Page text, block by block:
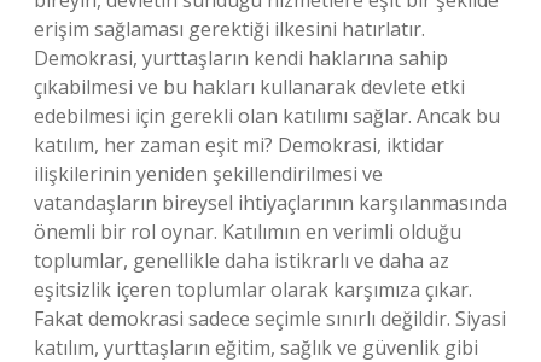
erişim sağlaması gerektiği ilkesini hatırlatır.
Demokrasi, yurttaşların kendi haklarına sahip
çıkabilmesi ve bu hakları kullanarak devlete etki
edebilmesi için gerekli olan katılımı sağlar. Ancak bu
katılım, her zaman eşit mi? Demokrasi, iktidar
ilişkilerinin yeniden şekillendirilmesi ve
vatandaşların bireysel ihtiyaçlarının karşılanmasında
önemli bir rol oynar. Katılımın en verimli olduğu
toplumlar, genellikle daha istikrarlı ve daha az
eşitsizlik içeren toplumlar olarak karşımıza çıkar.
Fakat demokrasi sadece seçimle sınırlı değildir. Siyasi
katılım, yurttaşların eğitim, sağlık ve güvenlik gibi